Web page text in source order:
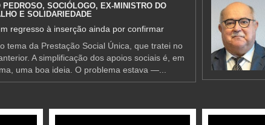
PEDROSO, SOCIÓLOGO, EX-MINISTRO DO
E SOLIDARIEDADE
regresso à inserção ainda por confirmar
tema da Prestação Social Única, que tratei no
A simplificação dos apoios sociais é, em
uma boa ideia. O problema estava —...